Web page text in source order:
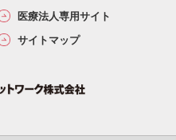
医療法人専用サイト
サイトマップ